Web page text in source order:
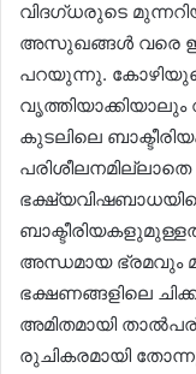
വിദഗ്ധരുടെ
അസുഖങ്ങൾ വരെ
പറയുന്നു.
വൃത്തിയാക്കിയാലും
കുടലിലെ
അന്ധമായ ഭ്രമവും
ഭക്ഷണങ്ങളിലെ
അമിതമായി
രുചികരമായി